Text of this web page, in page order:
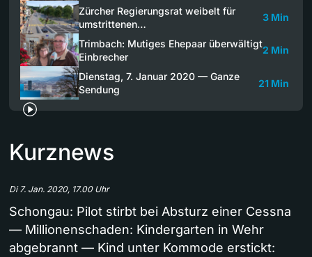
Zürcher Regierungsrat weibelt für
umstrittenen…
3 Min
Trimbach: Mutiges Ehepaar überwältigt
Einbrecher
2 Min
Dienstag, 7. Januar 2020 — Ganze
Sendung
21 Min
Kurznews
Di 7. Jan. 2020, 17.00 Uhr
Schongau: Pilot stirbt bei Absturz einer Cessna
— Millionenschaden: Kindergarten in Wehr
abgebrannt — Kind unter Kommode erstickt: